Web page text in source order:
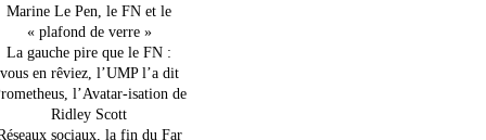
Marine Le Pen, le FN et le
« plafond de verre »
La gauche pire que le FN :
vous en rêviez, l’UMP l’a dit
l’Avatar-isation de
Ridley Scott
sociaux, la fin du Far